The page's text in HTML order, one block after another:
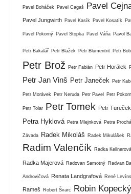
Pavel Boháček Pavel Cagaš Pavel
Pavel Jungwirth Pavel Kasík Pavel Kosatík
Pavel Pokorný Pavel Stopka Pavel Váňa Pavol
Petr Bakalář Petr Blažek Petr Blumentrit Petr Bob
Petr Brož Petr Fabián Petr Horálek
Petr Jan Vinš Petr Janeček Petr
Petr Morávek Petr Neruda Petr Pavel Petr
Petr Tolar Petr Tomek Petr Tureček
Petra Hyklová Petra Mlejnková Petra
Závada Radek Mikoláš Radek Mikulášek
Radim Valenčík Radka Kellnerová
Radka Majerová Radovan Samotný Radvan
Androvičová Renata Landgrafová René
Rameš Robert Švarc Robin Kopecký